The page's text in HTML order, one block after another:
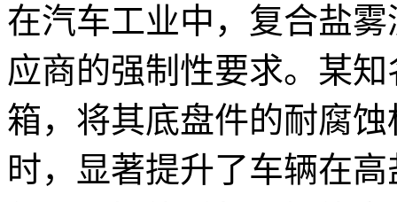
在汽车工业中，复合盐
应商的强制性要求。某
箱，将其底盘件的耐腐
时，显著提升了车辆在